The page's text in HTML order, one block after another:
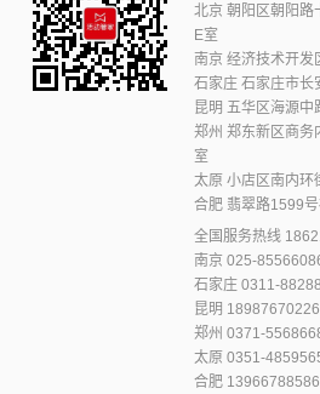
北京 朝阳区朝阳路
E室
南京 经济技术开发
石家庄 石家庄市长
昆明 五华区海源
郑州 郑东新区商
室
太原 小店区南内
合肥 翡翠路1599
全国服务热线
南京 025-
石家庄 0311-
昆明 18987670226
郑州 0371-
太原 0351-
合肥 13966788586